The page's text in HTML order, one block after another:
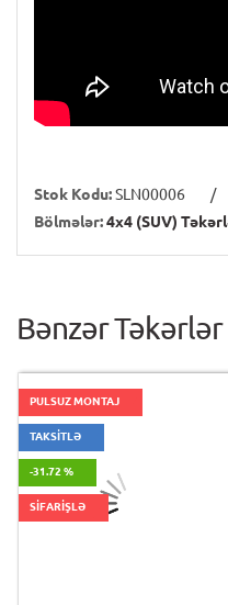
Stok Kodu:SLN00006
/
Bölmələr:4x4 (SUV)
Bənzər Təkərlər
PULSUZ MONTAJ
TAKSİTLƏ
-31.72 %
SİFARİŞLƏ